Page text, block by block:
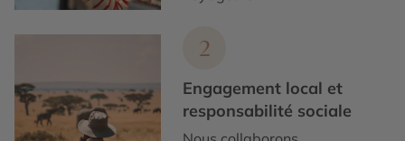
2
Engagement local et
responsabilité sociale